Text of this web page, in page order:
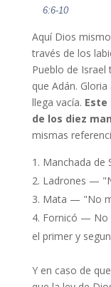
6:6-10
Aquí Dios
través de los
Pueblo de
que Adán.
llega vacía.
de los diez
mismas
Manchada de
Ladrones —
Mata — "No
Fornicó — No
el primer y
Y en caso de